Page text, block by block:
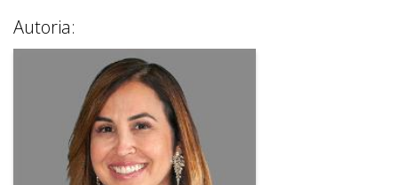
Autoria: